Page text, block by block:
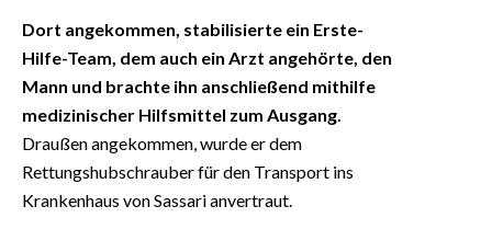
Dort angekommen, stabilisierte ein Erste-
Hilfe-Team, dem auch ein Arzt angehörte, den
Mann und brachte ihn anschließend mithilfe
medizinischer Hilfsmittel zum Ausgang.
Draußen angekommen, wurde er dem
Rettungshubschrauber für den Transport ins
Krankenhaus von Sassari anvertraut.